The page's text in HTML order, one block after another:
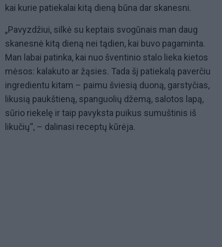
kai kurie patiekalai kitą dieną būna dar skanesni.
„Pavyzdžiui, silkė su keptais svogūnais man daug
skanesnė kitą dieną nei tądien, kai buvo pagaminta.
Man labai patinka, kai nuo šventinio stalo lieka kietos
mėsos: kalakuto ar žąsies. Tada šį patiekalą paverčiu
ingredientu kitam – paimu šviesią duoną, garstyčias,
likusią paukštieną, spanguolių džemą, salotos lapą,
sūrio riekelę ir taip pavyksta puikus sumuštinis iš
likučių“, – dalinasi receptų kūrėja.